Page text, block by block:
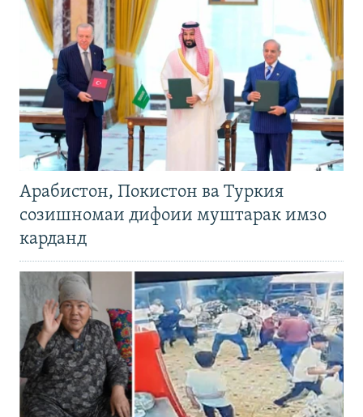
Арабистон, Покистон ва Туркия
созишномаи дифоии муштарак имзо
карданд